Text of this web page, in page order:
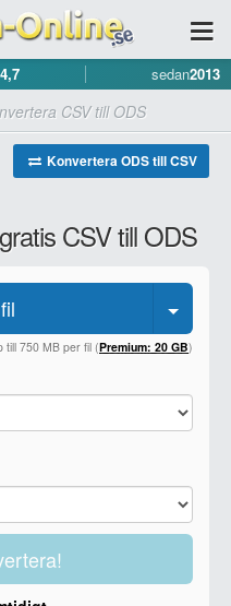
4,7 sedan2013
CSV till ODS
Konvertera ODS till CSV
CSV till ODS
till 750 MB per fil (Premium: 20 GB)